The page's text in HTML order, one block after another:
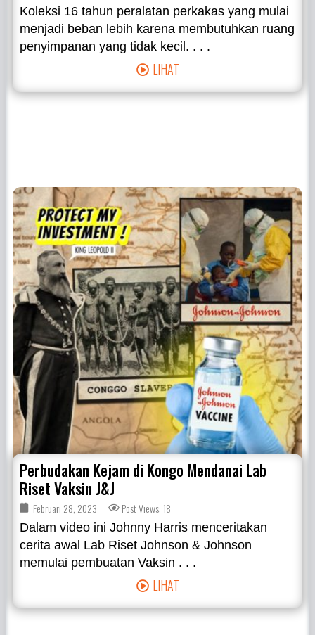
Koleksi 16 tahun peralatan perkakas yang mulai
menjadi beban lebih karena membutuhkan ruang
penyimpanan yang tidak kecil. . . .
LIHAT
Perbudakan Kejam di Kongo Mendanai Lab
Riset Vaksin J&J
Februari 28, 2023 Post Views: 18
Dalam video ini Johnny Harris menceritakan
cerita awal Lab Riset Johnson & Johnson
memulai pembuatan Vaksin . . .
LIHAT